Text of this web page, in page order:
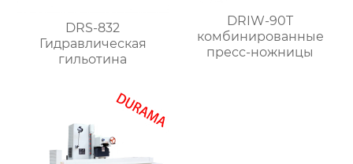
DRS-832
Гидравлическая
гильотина
DRIW-90T
комбинированные
пресс-ножницы